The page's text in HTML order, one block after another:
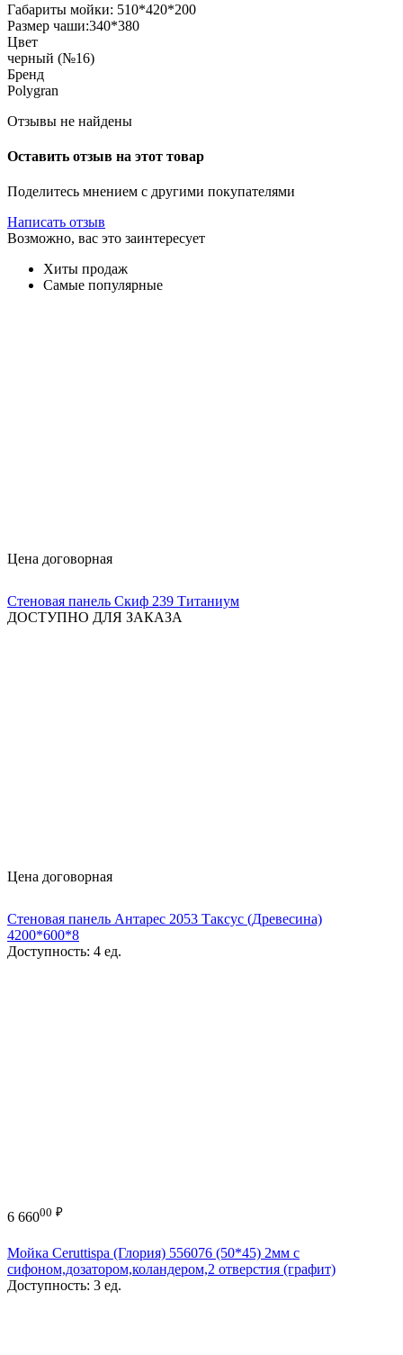
Габариты мойки: 510*420*200
Размер чаши:340*380
Цвет
черный (№16)
Бренд
Polygran
Отзывы не найдены
Оставить отзыв на этот товар
Поделитесь мнением с другими покупателями
Написать отзыв
Возможно, вас это заинтересует
Хиты продаж
Самые популярные
Цена договорная
Стеновая панель Скиф 239 Титаниум
ДОСТУПНО ДЛЯ ЗАКАЗА
Цена договорная
Стеновая панель Антарес 2053 Таксус (Древесина)
4200*600*8
Доступность: 4 ед.
6 66000 ₽
Мойка Ceruttispa (Глория) 556076 (50*45) 2мм с
сифоном,дозатором,коландером,2 отверстия (графит)
Доступность: 3 ед.